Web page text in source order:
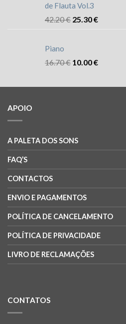
de Flauta Vol.3
42.20€ 25.30€
Piano
16.70€ 10.00€
APOIO
A PALETA DOS SONS
FAQ’S
CONTACTOS
ENVIO E PAGAMENTOS
POLÍTICA DE CANCELAMENTO
POLÍTICA DE PRIVACIDADE
LIVRO DE RECLAMAÇÕES
CONTATOS